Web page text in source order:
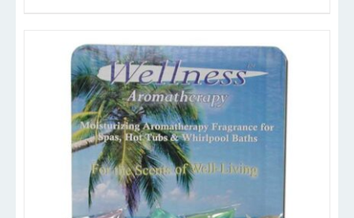
IN DEN WARENKORB DETAILS